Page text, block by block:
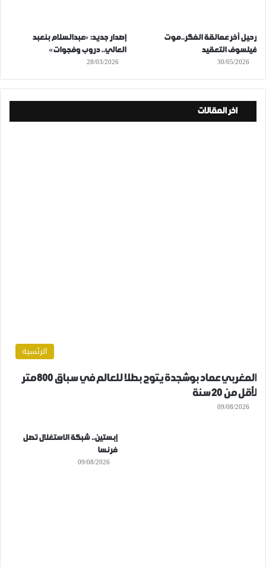
رحيل آخر عمالقة الفكر..موت
فيلسوف التعقيد
30/05/2026
إصدار جديد: «عبدالسلام بنعبد
العالي.. دروب وفجوات»
28/03/2026
اخر المقالات
الرئسية
المغربي عماد بوشجدة يتوج بطلا للعالم في سباق 800 متر
لأقل من 20 سنة
09/08/2026
إبستين.. شبكة الاستغلال تصل
فرنسا
09/08/2026